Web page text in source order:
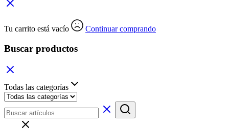
Tu carrito está vacío Continuar comprando
Buscar productos
Todas las categorías